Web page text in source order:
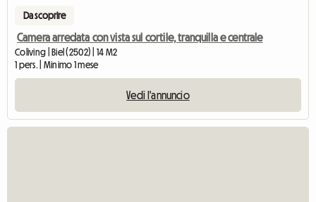
Da scoprire
Camera arredata con vista sul cortile, tranquilla e centrale
Coliving | Biel (2502) | 14 M2
1 pers. | Minimo 1 mese
Vedi l'annuncio